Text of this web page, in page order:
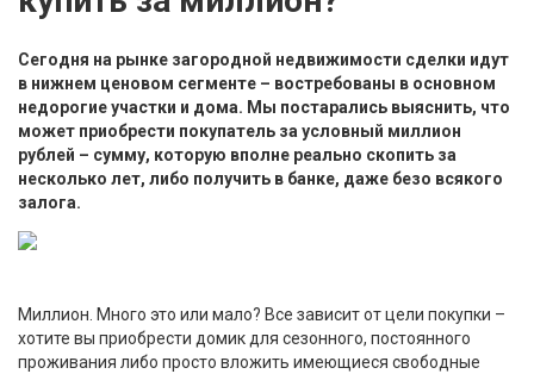
Сегодня на рынке загородной недвижимости сделки идут
в нижнем ценовом сегменте – востребованы в основном
недорогие участки и дома. Мы постарались выяснить, что
может приобрести покупатель за условный миллион
рублей – сумму, которую вполне реально скопить за
несколько лет, либо получить в банке, даже безо всякого
залога.
Миллион. Много это или мало? Все зависит от цели покупки –
хотите вы приобрести домик для сезонного, постоянного
проживания либо просто вложить имеющиеся свободные